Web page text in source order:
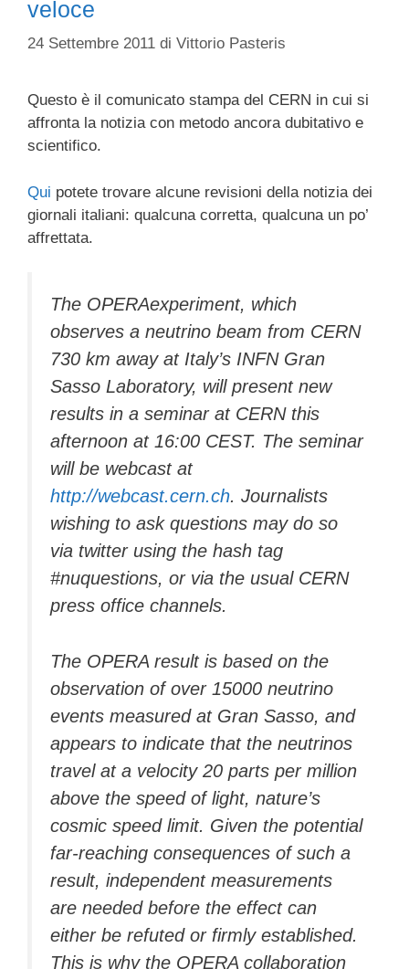
veloce
24 Settembre 2011 di Vittorio Pasteris
Questo è il comunicato stampa del CERN in cui si
affronta la notizia con metodo ancora dubitativo e
scientifico.
Qui potete trovare alcune revisioni della notizia dei
giornali italiani: qualcuna corretta, qualcuna un po’
affrettata.
The OPERAexperiment, which
observes a neutrino beam from CERN
730 km away at Italy’s INFN Gran
Sasso Laboratory, will present new
results in a seminar at CERN this
afternoon at 16:00 CEST. The seminar
will be webcast at
http://webcast.cern.ch. Journalists
wishing to ask questions may do so
via twitter using the hash tag
#nuquestions, or via the usual CERN
press office channels.
The OPERA result is based on the
observation of over 15000 neutrino
events measured at Gran Sasso, and
appears to indicate that the neutrinos
travel at a velocity 20 parts per million
above the speed of light, nature’s
cosmic speed limit. Given the potential
far-reaching consequences of such a
result, independent measurements
are needed before the effect can
either be refuted or firmly established.
This is why the OPERA collaboration